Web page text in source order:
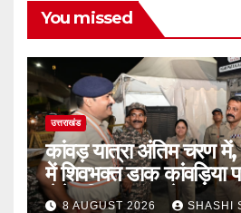
You missed
उत्तराखंड
कांवड़ यात्रा अंतिम चरण
में शिवभक्त डाक कांवड़िया
लेने हरिद्वार पहुंच रहे
8 AUGUST 2026 SHASHI